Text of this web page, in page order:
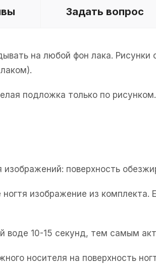
Задать вопрос
на любой фон лака.
подложка только по рисунком.
изображений: поверхность
изображение из
воде 10-15 секунд, тем самым
носителя на поверхность